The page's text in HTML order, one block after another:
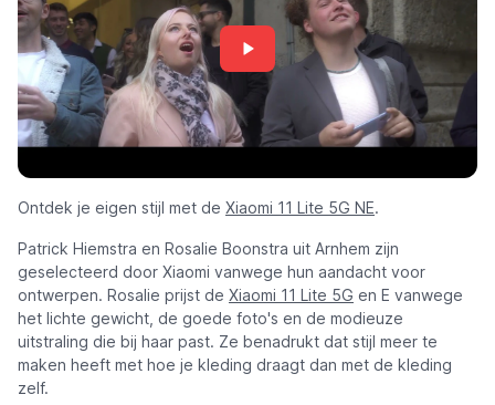
Ontdek je eigen stijl met de Xiaomi 11 Lite 5G NE.
Patrick Hiemstra en Rosalie Boonstra uit Arnhem zijn
geselecteerd door Xiaomi vanwege hun aandacht voor
ontwerpen. Rosalie prijst de Xiaomi 11 Lite 5G en E vanwege
het lichte gewicht, de goede foto's en de modieuze
uitstraling die bij haar past. Ze benadrukt dat stijl meer te
maken heeft met hoe je kleding draagt dan met de kleding
zelf.